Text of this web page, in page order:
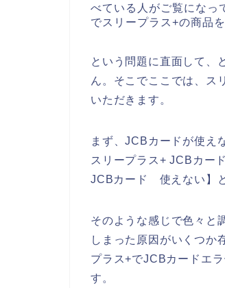
べている人がご覧になっ
でスリープラス+の商品
という問題に直面して、
ん。そこでここでは、ス
いただきます。
まず、JCBカードが使え
スリープラス+ JCBカ
JCBカード 使えない】
そのような感じで色々と
しまった原因がいくつか
プラス+でJCBカードエ
す。